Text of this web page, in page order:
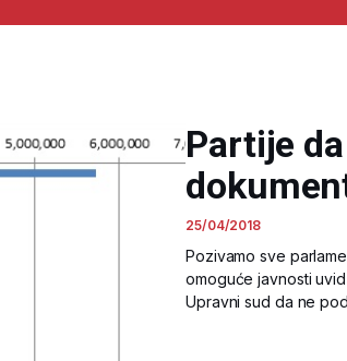
Partije
25/04/2018
Pozivamo sve
omoguće javnosti
Upravni sud da ne